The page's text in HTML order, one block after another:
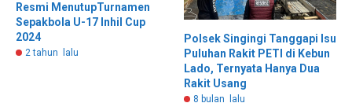
Resmi MenutupTurnamen
Sepakbola U-17 Inhil Cup
2024
2 tahun lalu
Polsek Singingi Tanggapi Isu
Puluhan Rakit PETI di Kebun
Lado, Ternyata Hanya Dua
Rakit Usang
8 bulan lalu